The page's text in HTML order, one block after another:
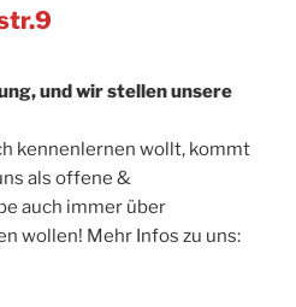
und wir stellen unsere
kennenlernen wollt, kommt
als offene &
auch immer über
wollen! Mehr Infos zu uns: